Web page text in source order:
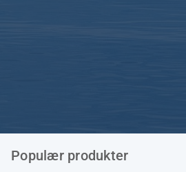
Populær produkter